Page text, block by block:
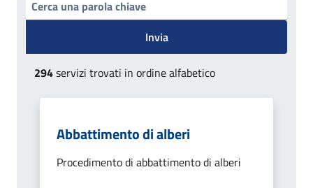
Invia
294servizi trovati in ordine alfabetico
Abbattimento di alberi
Procedimento di abbattimento di alberi